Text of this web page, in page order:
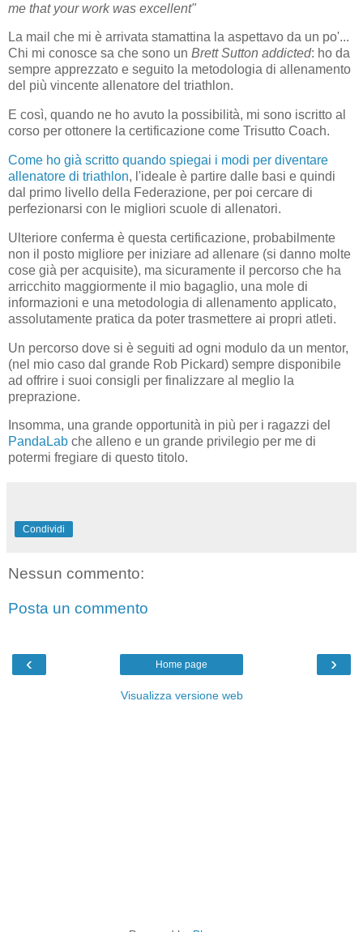
me that your work was excellent"
La mail che mi è arrivata stamattina la aspettavo da un po'...
Chi mi conosce sa che sono un Brett Sutton addicted: ho da
sempre apprezzato e seguito la metodologia di allenamento
del più vincente allenatore del triathlon.
E così, quando ne ho avuto la possibilità, mi sono iscritto al
corso per ottonere la certificazione come Trisutto Coach.
Come ho già scritto quando spiegai i modi per diventare
allenatore di triathlon, l'ideale è partire dalle basi e quindi
dal primo livello della Federazione, per poi cercare di
perfezionarsi con le migliori scuole di allenatori.
Ulteriore conferma è questa certificazione, probabilmente
non il posto migliore per iniziare ad allenare (si danno molte
cose già per acquisite), ma sicuramente il percorso che ha
arricchito maggiormente il mio bagaglio, una mole di
informazioni e una metodologia di allenamento applicato,
assolutamente pratica da poter trasmettere ai propri atleti.
Un percorso dove si è seguiti ad ogni modulo da un mentor,
(nel mio caso dal grande Rob Pickard) sempre disponibile
ad offrire i suoi consigli per finalizzare al meglio la
preprazione.
Insomma, una grande opportunità in più per i ragazzi del
PandaLab che alleno e un grande privilegio per me di
potermi fregiare di questo titolo.
Condividi
Nessun commento:
Posta un commento
‹ ›
Home page
Visualizza versione web